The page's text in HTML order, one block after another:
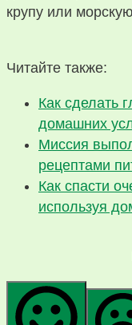
крупу или
Читайте также:
Как сделать
домашних
Миссия
рецептами
Как спасти
используя